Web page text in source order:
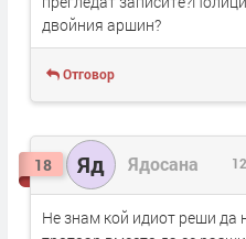
двойния аршин?
Отговор
18 Яд Ядосана
Не знам кой идиот реши да